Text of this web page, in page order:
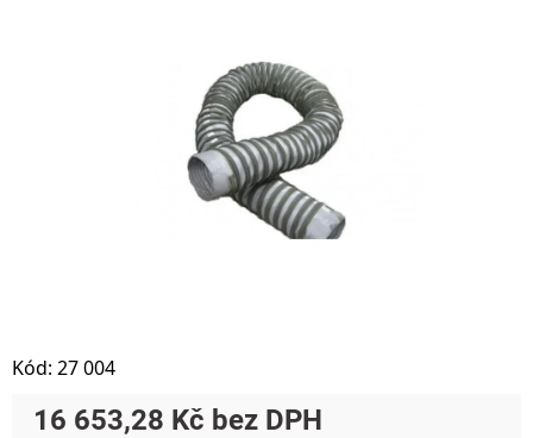
16 653,28 Kč
Kód: 27 004